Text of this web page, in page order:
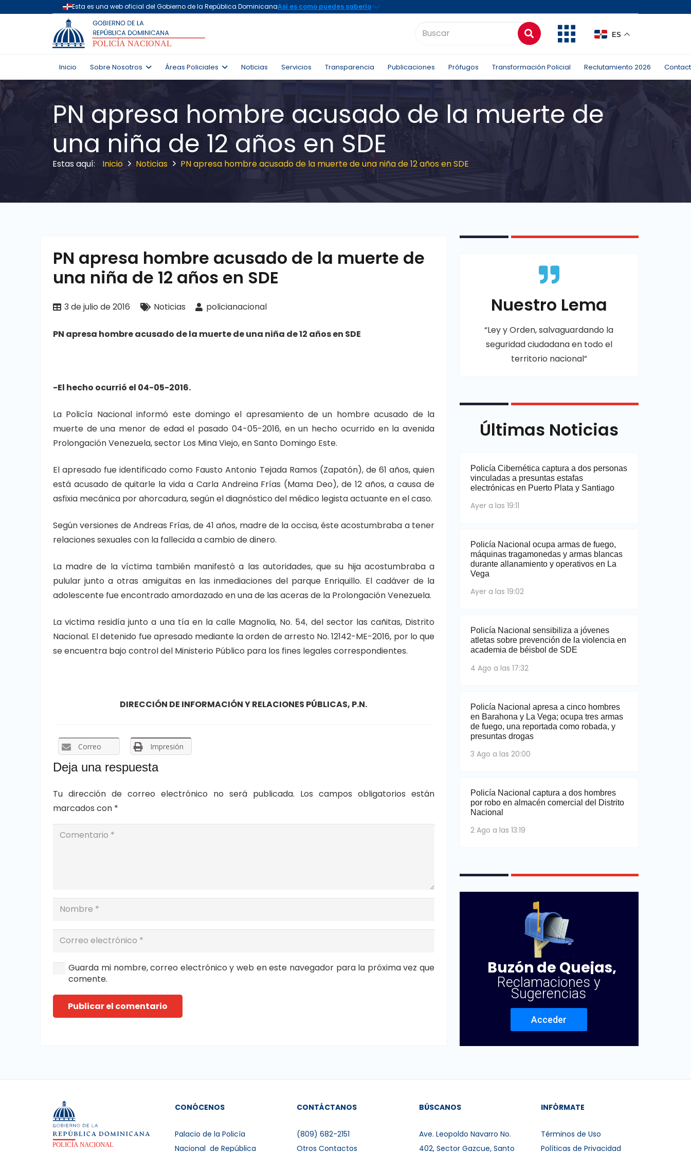
ES
Inicio Sobre Nosotros Áreas Policiales Noticias Servicios Transparencia Publicaciones Prófugos Transformación Policial Reclutamiento 2026
PN apresa hombre acusado de la muerte de
una niña de 12 años en SDE
Inicio Noticias PN apresa hombre acusado de la muerte de una niña de 12 años en SDE
PN apresa hombre acusado de la muerte de
una niña de 12 años en SDE
3 de julio de 2016 Noticias policianacional
PN apresa hombre acusado de la muerte de una niña de 12 años en SDE
-El hecho ocurrió el 04-05-2016.
La Policía Nacional informó este domingo el apresamiento de un hombre acusado de la
muerte de una menor de edad el pasado 04-05-2016, en un hecho ocurrido en la avenida
Prolongación Venezuela, sector Los Mina Viejo, en Santo Domingo Este.
El apresado fue identificado como Fausto Antonio Tejada Ramos (Zapatón), de 61 años, quien
está acusado de quitarle la vida a Carla Andreina Frías (Mama Deo), de 12 años, a causa de
asfixia mecánica por ahorcadura, según el diagnóstico del médico legista actuante en el caso.
Según versiones de Andreas Frías, de 41 años, madre de la occisa, éste acostumbraba a tener
relaciones sexuales con la fallecida a cambio de dinero.
La madre de la víctima también manifestó a las autoridades, que su hija acostumbraba a
pulular junto a otras amiguitas en las inmediaciones del parque Enriquillo. El cadáver de la
adolescente fue encontrado amordazado en una de las aceras de la Prolongación Venezuela.
La victima residía junto a una tía en la calle Magnolia, No. 54, del sector las cañitas, Distrito
Nacional. El detenido fue apresado mediante la orden de arresto No. 12142-ME-2016, por lo que
se encuentra bajo control del Ministerio Público para los fines legales correspondientes.
DIRECCIÓN DE INFORMACIÓN Y RELACIONES PÚBLICAS, P.N.
Correo Impresión
Deja una respuesta
Tu dirección de correo electrónico no será publicada. Los campos obligatorios están
marcados con *
Guarda mi nombre, correo electrónico y web en este navegador para la próxima vez que
comente.
Publicar el comentario
Nuestro Lema
“Ley y Orden, salvaguardando la
seguridad ciudadana en todo el
territorio nacional”
Últimas Noticias
Policía Cibernética captura a dos personas
vinculadas a presuntas estafas
electrónicas en Puerto Plata y Santiago
Ayer a las 19:11
Policía Nacional ocupa armas de fuego,
máquinas tragamonedas y armas blancas
durante allanamiento y operativos en La
Vega
Ayer a las 19:02
Policía Nacional sensibiliza a jóvenes
atletas sobre prevención de la violencia en
academia de béisbol de SDE
4 Ago a las 17:32
Policía Nacional apresa a cinco hombres
en Barahona y La Vega; ocupa tres armas
de fuego, una reportada como robada, y
presuntas drogas
3 Ago a las 20:00
Policía Nacional captura a dos hombres
por robo en almacén comercial del Distrito
Nacional
2 Ago a las 13:19
Buzón de Quejas,
Reclamaciones y
Sugerencias
Acceder
CONÓCENOS
Palacio de la Policía
Nacional de República
CONTÁCTANOS
(809) 682-2151
Otros Contactos
BÚSCANOS
Ave. Leopoldo Navarro No.
402, Sector Gazcue, Santo
INFÓRMATE
Términos de Uso
Políticas de Privacidad